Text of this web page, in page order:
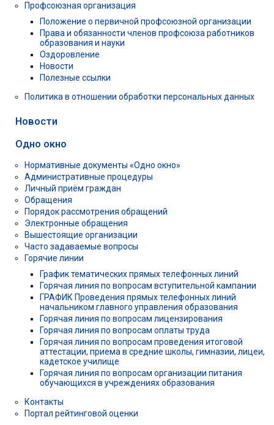
Профсоюзная организация
Положение о первичной профсоюзной организации
Права и обязанности членов профсоюза работников
образования и науки
Оздоровление
Новости
Полезные ссылки
Политика в отношении обработки персональных данных
Новости
Одно окно
Нормативные документы «Одно окно»
Административные процедуры
Личный приём граждан
Обращения
Порядок рассмотрения обращений
Электронные обращения
Вышестоящие организации
Часто задаваемые вопросы
Горячие линии
График тематических прямых телефонных линий
Горячая линия по вопросам вступительной кампании
ГРАФИК Проведения прямых телефонных линий
начальником главного управления образования
Горячая линия по вопросам лицензирования
Горячая линия по вопросам оплаты труда
Горячая линия по вопросам проведения итоговой
аттестации, приема в средние школы, гимназии, лицеи,
кадетское училище
Горячая линия по вопросам организации питания
обучающихся в учреждениях образования
Контакты
Портал рейтинговой оценки